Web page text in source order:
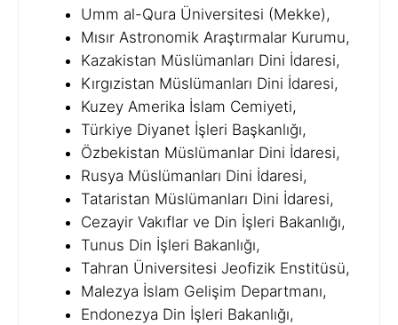
Umm al-Qura Üniversitesi (Mekke),
Mısır Astronomik Araştırmalar Kurumu,
Kazakistan Müslümanları Dini İdaresi,
Kırgızistan Müslümanları Dini İdaresi,
Kuzey Amerika İslam Cemiyeti,
Türkiye Diyanet İşleri Başkanlığı,
Özbekistan Müslümanlar Dini İdaresi,
Rusya Müslümanları Dini İdaresi,
Tataristan Müslümanları Dini İdaresi,
Cezayir Vakıflar ve Din İşleri Bakanlığı,
Tunus Din İşleri Bakanlığı,
Tahran Üniversitesi Jeofizik Enstitüsü,
Malezya İslam Gelişim Departmanı,
Endonezya Din İşleri Bakanlığı,